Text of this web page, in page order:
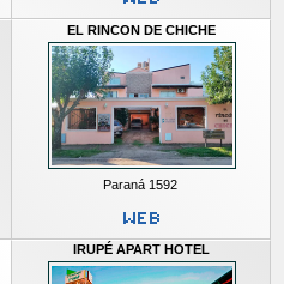
EL RINCON DE CHICHE
Paraná 1592
IRUPÉ APART HOTEL